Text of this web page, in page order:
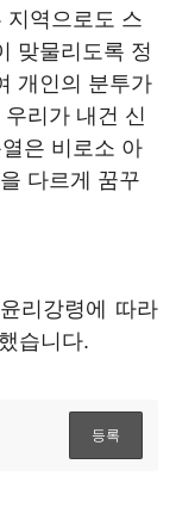
지역으로도 스
맞물리도록 정
개인의 분투가
리가 내건 신
은 비로소 아
다르게 꿈꾸
리강령에 따라
습니다.